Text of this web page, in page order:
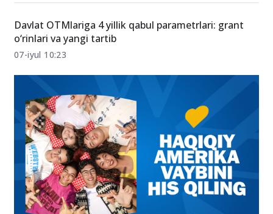
va kontrakt o‘rinlari
20-iyul 15:14
07-iyul 10:23